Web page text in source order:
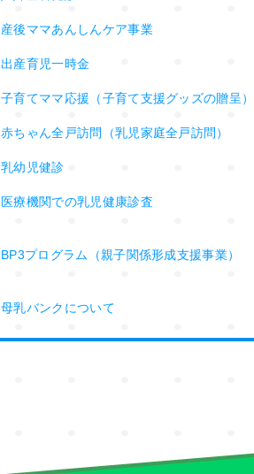
産後ママあんしんケア事業
出産育児一時金
子育てママ応援（子育て支援グッズの贈呈）
赤ちゃん全戸訪問（乳児家庭全戸訪問）
乳幼児健診
医療機関での乳児健康診査
BP3プログラム（親子関係形成支援事業）
母乳バンクについて